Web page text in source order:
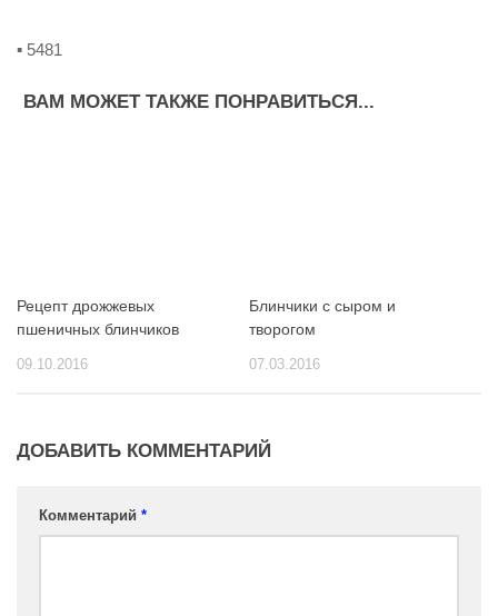
▪ 5481
ВАМ МОЖЕТ ТАКЖЕ ПОНРАВИТЬСЯ...
Рецепт дрожжевых
пшеничных блинчиков
09.10.2016
Блинчики с сыром и
творогом
07.03.2016
ДОБАВИТЬ КОММЕНТАРИЙ
Комментарий *